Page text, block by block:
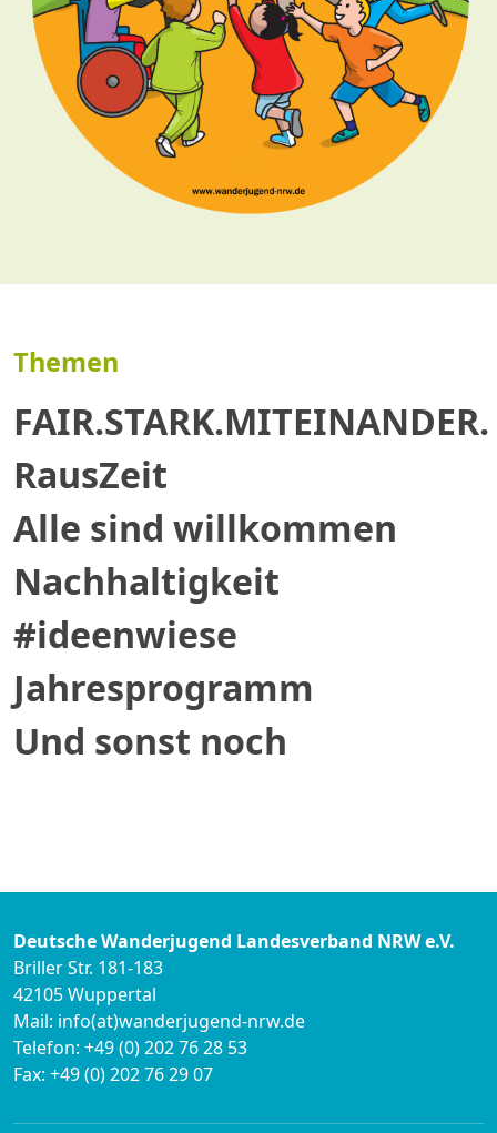
Themen
FAIR.STARK.MITEINANDER.
RausZeit
Alle sind willkommen
Nachhaltigkeit
#ideenwiese
Jahresprogramm
Und sonst noch
Deutsche Wanderjugend Landesverband NRW e.V.
Briller Str. 181-183
42105 Wuppertal
Mail: info(at)wanderjugend-nrw.de
Telefon: +49 (0) 202 76 28 53
Fax: +49 (0) 202 76 29 07